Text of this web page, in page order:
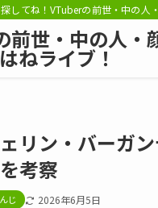
してね！VTuberの前世・中の人
世・中の人・
ねライブ！
リン・バーガ
考察
じ 2026年6月5日